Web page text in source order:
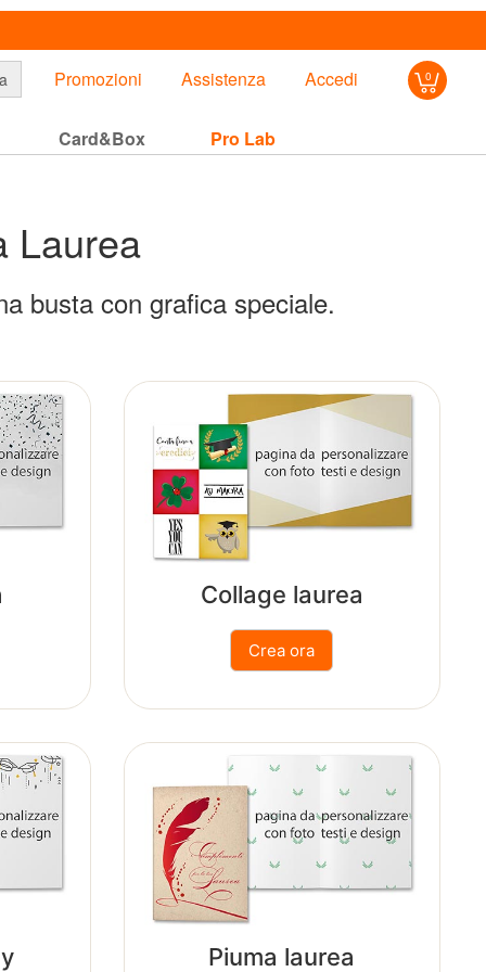
Promozioni Assistenza Accedi 0
Card&Box Pro Lab
Laurea
busta con grafica speciale.
Collage laurea
Piuma laurea